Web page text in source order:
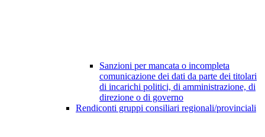
Sanzioni per mancata o incompleta
comunicazione dei dati da parte dei titolari
di incarichi politici, di amministrazione, di
direzione o di governo
Rendiconti gruppi consiliari regionali/provinciali